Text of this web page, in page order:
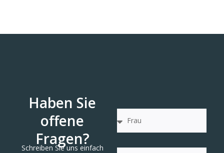
Haben Sie
offene
Fragen?
Schreiben Sie uns einfach